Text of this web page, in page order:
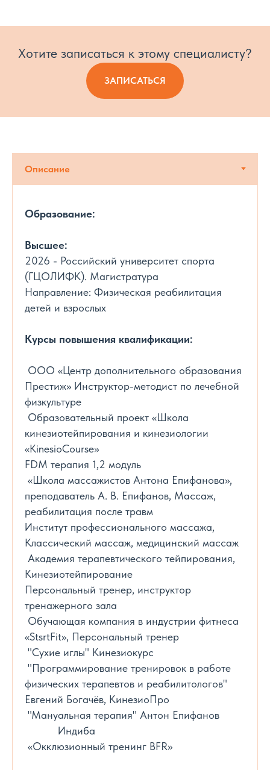
Хотите записаться к этому специалисту?
ЗАПИСАТЬСЯ
Образование:
Высшее:
2026 - Российский университет спорта
(ГЦОЛИФК). Магистратура
Направление: Физическая реабилитация
детей и взрослых
Курсы повышения квалификации:
ООО «Центр дополнительного образования
Престиж» Инструктор-методист по лечебной
физкультуре
Образовательный проект «Школа
кинезиотейпирования и кинезиологии
«KinesioCourse»
FDM терапия 1,2 модуль
«Школа массажистов Антона Епифанова»,
преподаватель А. В. Епифанов, Массаж,
реабилитация после травм
Институт профессионального массажа,
Классический массаж, медицинский массаж
Академия терапевтического тейпирования,
Кинезиотейпирование
Персональный тренер, инструктор
тренажерного зала
Обучающая компания в индустрии фитнеса
«StsrtFit», Персональный тренер
"Сухие иглы" Кинезиокурс
"Программирование тренировок в работе
физических терапевтов и реабилитологов"
Евгений Богачёв, КинезиоПро
"Мануальная терапия" Антон Епифанов
Индиба
«Окклюзионный тренинг BFR»